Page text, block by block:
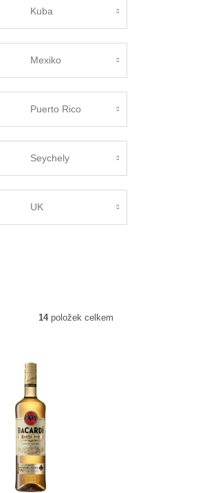
Kuba
Mexiko
Puerto Rico
Seychely
UK
14položek celkem